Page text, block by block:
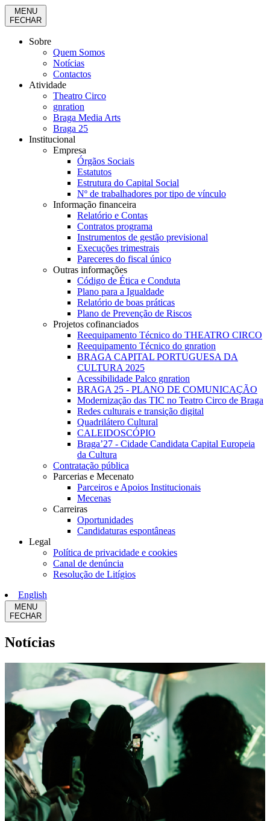
MENU
FECHAR
Sobre
Quem Somos
Notícias
Contactos
Atividade
Theatro Circo
gnration
Braga Media Arts
Braga 25
Institucional
Empresa
Órgãos Sociais
Estatutos
Estrutura do Capital Social
Nº de trabalhadores por tipo de vínculo
Informação financeira
Relatório e Contas
Contratos programa
Instrumentos de gestão previsional
Execuções trimestrais
Pareceres do fiscal único
Outras informações
Código de Ética e Conduta
Plano para a Igualdade
Relatório de boas práticas
Plano de Prevenção de Riscos
Projetos cofinanciados
Reequipamento Técnico do THEATRO CIRCO
Reequipamento Técnico do gnration
BRAGA CAPITAL PORTUGUESA DA
CULTURA 2025
Acessibilidade Palco gnration
BRAGA 25 - PLANO DE COMUNICAÇÃO
Modernização das TIC no Teatro Circo de Braga
Redes culturais e transição digital
Quadrilátero Cultural
CALEIDOSCÓPIO
Braga’27 - Cidade Candidata Capital Europeia
da Cultura
Contratação pública
Parcerias e Mecenato
Parceiros e Apoios Institucionais
Mecenas
Carreiras
Oportunidades
Candidaturas espontâneas
Legal
Política de privacidade e cookies
Canal de denúncia
Resolução de Litígios
English
MENU
FECHAR
Notícias